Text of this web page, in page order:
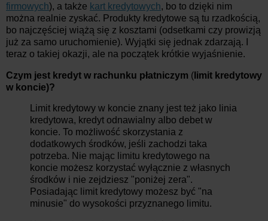
firmowych), a także kart kredytowych, bo to dzięki nim
można realnie zyskać. Produkty kredytowe są tu rzadkością,
bo najczęściej wiążą się z kosztami (odsetkami czy prowizją
już za samo uruchomienie). Wyjątki się jednak zdarzają. I
teraz o takiej okazji, ale na początek krótkie wyjaśnienie.
Czym jest kredyt w rachunku płatniczym ( limit kredytowy
w koncie)?
Limit kredytowy w koncie znany jest też jako linia
kredytowa, kredyt odnawialny albo debet w
koncie. To możliwość skorzystania z
dodatkowych środków, jeśli zachodzi taka
potrzeba. Nie mając limitu kredytowego na
koncie możesz korzystać wyłącznie z własnych
środków i nie zejdziesz "poniżej zera".
Posiadając limit kredytowy możesz być "na
minusie" do wysokości przyznanego limitu.